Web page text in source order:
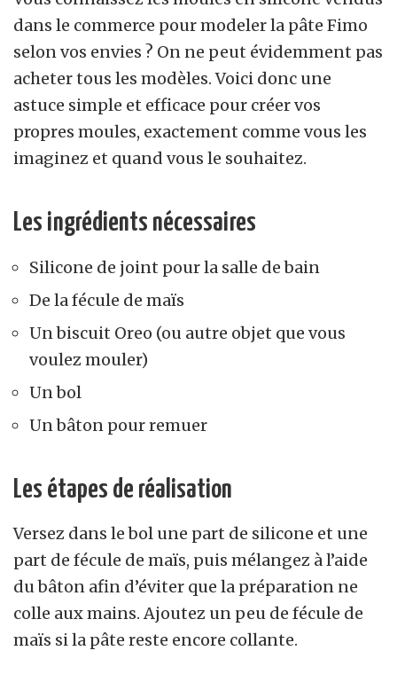
dans le commerce pour modeler la pâte Fimo
selon vos envies ? On ne peut évidemment pas
acheter tous les modèles. Voici donc une
astuce simple et efficace pour créer vos
propres moules, exactement comme vous les
imaginez et quand vous le souhaitez.
Les ingrédients nécessaires
Silicone de joint pour la salle de bain
De la fécule de maïs
Un biscuit Oreo (ou autre objet que vous
voulez mouler)
Un bol
Un bâton pour remuer
Les étapes de réalisation
Versez dans le bol une part de silicone et une
part de fécule de maïs, puis mélangez à l’aide
du bâton afin d’éviter que la préparation ne
colle aux mains. Ajoutez un peu de fécule de
maïs si la pâte reste encore collante.